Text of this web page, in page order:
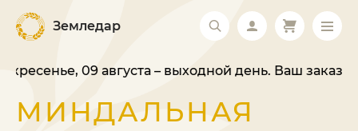
Земледар
09 августа – выходной день. Ваш заказ
МИНДАЛЬНАЯ